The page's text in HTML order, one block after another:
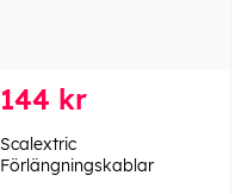
144 kr
Scalextric
Förlängningskablar